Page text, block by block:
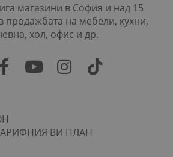
магазини в София и над 15
хол, офис и др.
ВИ ПЛАН